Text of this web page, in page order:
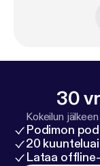
30
Kokeilun
Podimon
20
Lataa